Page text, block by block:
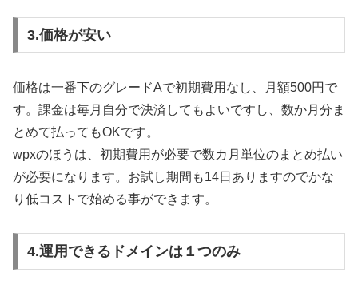
3.価格が安い
価格は一番下のグレードAで初期費用なし、月額500円で
す。課金は毎月自分で決済してもよいですし、数か月分ま
とめて払ってもOKです。
wpxのほうは、初期費用が必要で数カ月単位のまとめ払い
が必要になります。お試し期間も14日ありますのでかな
り低コストで始める事ができます。
4.運用できるドメインは１つのみ